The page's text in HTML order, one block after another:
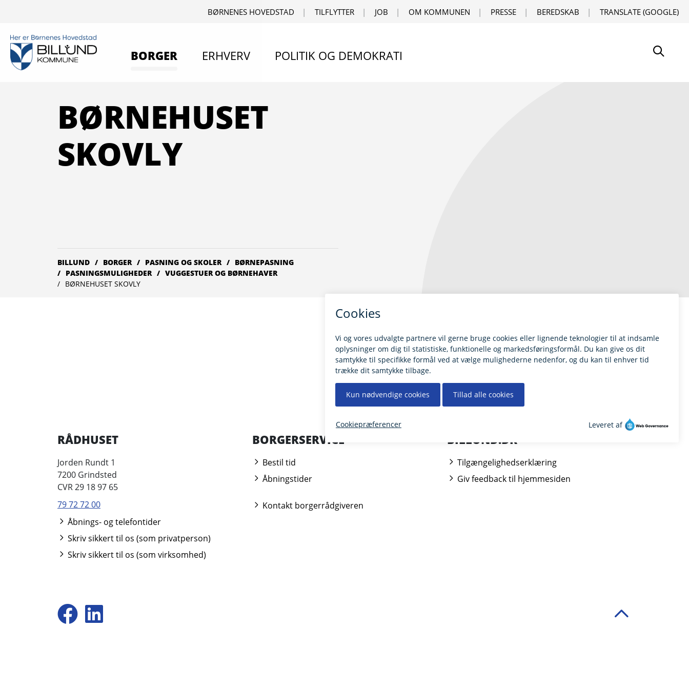
BØRNENES HOVEDSTAD TILFLYTTER JOB OM KOMMUNEN PRESSE BEREDSKAB TRANSLATE (GOOGLE)
BORGER ERHVERV POLITIK OG DEMOKRATI Søg
BØRNEHUSET
SKOVLY
BILLUND BORGER PASNING OG SKOLER
BØRNEPASNING
PASNINGSMULIGHEDER
VUGGESTUER OG BØRNEHAVER
BØRNEHUSET SKOVLY
RÅDHUSET
Jorden Rundt 1
7200 Grindsted
CVR 29 18 97 65
79 72 72 00
Åbnings- og telefontider
Skriv sikkert til os (som privatperson)
Skriv sikkert til os (som virksomhed)
BORGERSERVICE
Bestil tid
Åbningstider
Kontakt borgerrådgiveren
BILLUND.DK
Tilgængelighedserklæring
Giv feedback til hjemmesiden